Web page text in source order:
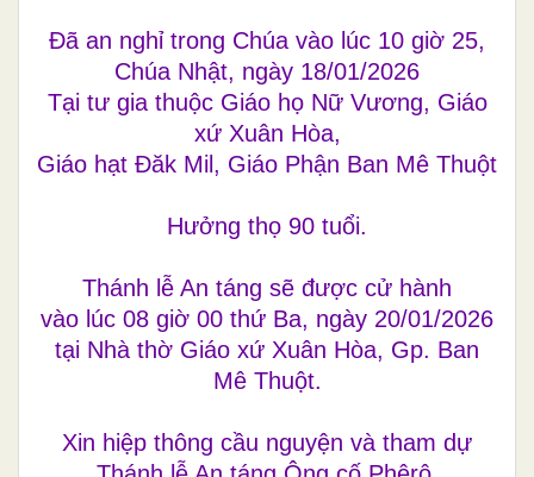
Đã an nghỉ trong Chúa vào lúc 10 giờ 25,
Chúa Nhật, ngày 18/01/2026
Tại tư gia thuộc Giáo họ Nữ Vương, Giáo
xứ Xuân Hòa,
Giáo hạt Đăk Mil, Giáo Phận Ban Mê Thuột
Hưởng thọ 90 tuổi.
Thánh lễ An táng sẽ được cử hành
vào lúc 08 giờ 00 thứ Ba, ngày 20/01/2026
tại Nhà thờ Giáo xứ Xuân Hòa, Gp. Ban
Mê Thuột.
Xin hiệp thông cầu nguyện và tham dự